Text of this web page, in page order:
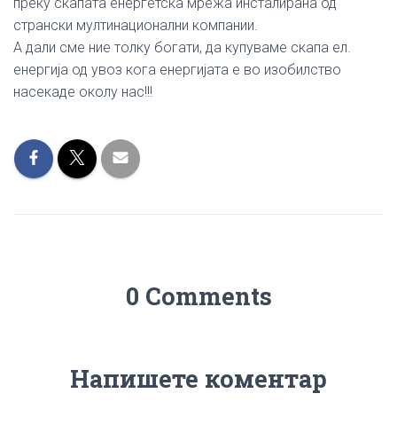
странски мултинационални компании.
А дали сме ние толку богати, да купуваме скапа ел.
енергија од увоз кога енергијата е во изобилство
насекаде околу нас!!!
0 Comments
Напишете коментар